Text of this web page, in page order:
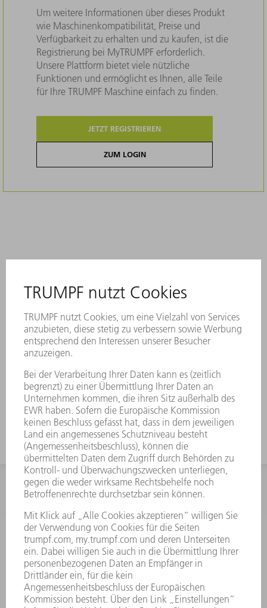
Um weitere Informationen über dieses Produkt
wie Maschinenkompatibilität, Preise und
Verfügbarkeit zu erhalten und zu kaufen, ist die
Registrierung bei MyTRUMPF erforderlich.
Unsere Plattform bietet viele nützliche
Funktionen und ermöglicht es Ihnen, alle Teile
für Ihre TRUMPF Maschine einfach zu finden.
JETZT REGISTRIEREN
ZUM LOGIN
INFORMATION
Häufig gestellte Fragen
Allgemeine Geschäftsbedingungen
KONTAKT
After Sales
+43722160396550
Mo - Do: 08:00 -17:30 Uhr
Fr: 08:00 -16:30 Uhr